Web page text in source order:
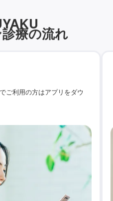
療の流れ
ご利用の方はアプリをダウ